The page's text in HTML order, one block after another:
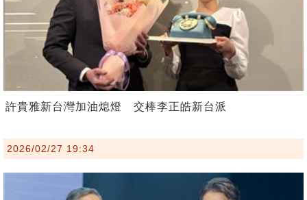
許貴雅新台灣加油熄燈 交棒李正皓新台派
2026/02/27 19:34